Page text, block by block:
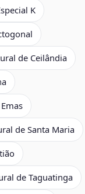
K
de Ceilândia
de Santa Maria
de Taguatinga